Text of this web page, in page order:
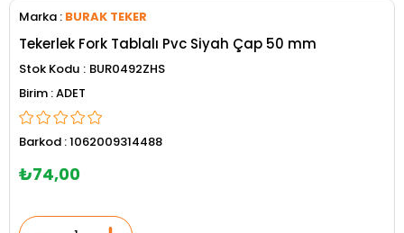
Marka : BURAK TEKER
Tekerlek Fork Tablalı Pvc Siyah Çap 50 mm
Stok Kodu
BUR0492ZHS
ADET
Barkod :1062009314488
₺74,00